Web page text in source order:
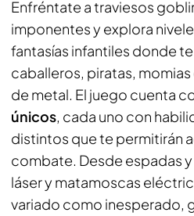
Enfréntate a traviesos
imponentes y explora
fantasías infantiles donde
caballeros, piratas,
de metal. El juego cuenta
únicos, cada uno con
distintos que te permitirán
combate. Desde espadas
láser y matamoscas
variado como inesperado,